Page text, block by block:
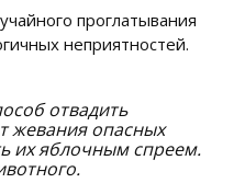
проглатывания
неприятностей.
отвадить
жевания опасных
их яблочным спреем.